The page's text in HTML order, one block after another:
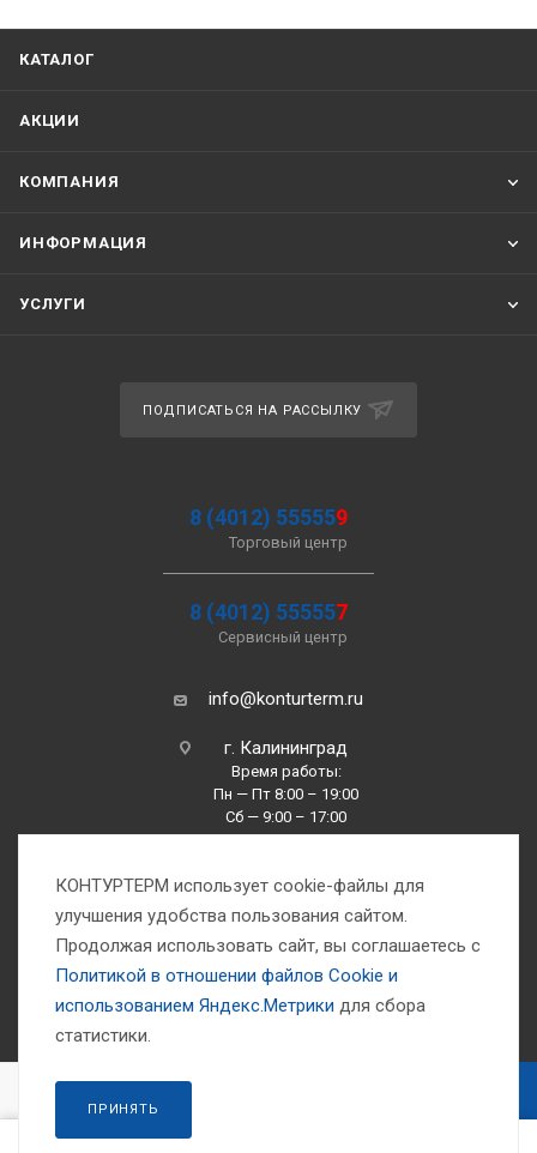
КАТАЛОГ
АКЦИИ
КОМПАНИЯ
ИНФОРМАЦИЯ
УСЛУГИ
ПОДПИСАТЬСЯ НА РАССЫЛКУ
8 (4012) 555559
Торговый центр
8 (4012) 555557
Сервисный центр
info@konturterm.ru
г. Калининград
Время работы:
Пн — Пт 8:00 – 19:00
Сб — 9:00 – 17:00
Вс —10:00 – 16:00
1993-2026 © Компания «Контуртерм» — инженерно-торговый центр
КОНТУРТЕРМ использует cookie-файлы для
улучшения удобства пользования сайтом.
Продолжая использовать сайт, вы соглашаетесь с
Политикой в отношении файлов Сookie и
использованием Яндекс.Метрики для сбора
статистики.
ПРИНЯТЬ